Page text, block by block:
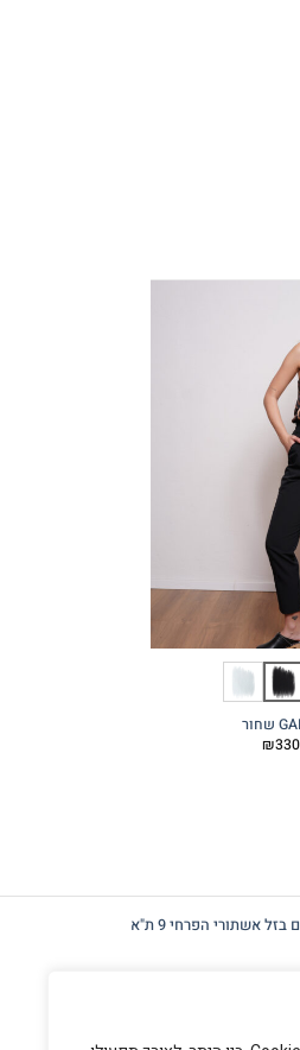
המחיר
₪330 המחיר
בזלאשתורי הפרחי 9 ת"א